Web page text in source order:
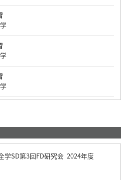
学SD第3回FD研究会 2024年度